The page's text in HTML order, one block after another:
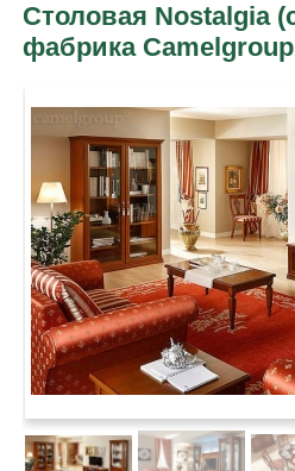
Столовая Nostalgia
фабрика